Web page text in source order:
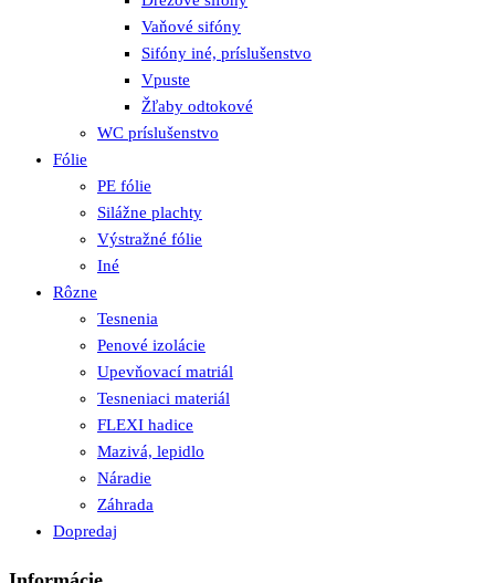
Vaňové sifóny
Sifóny iné, príslušenstvo
Vpuste
Žľaby odtokové
WC príslušenstvo
Fólie
PE fólie
Silážne plachty
Výstražné fólie
Iné
Rôzne
Tesnenia
Penové izolácie
Upevňovací matriál
Tesneniaci materiál
FLEXI hadice
Mazivá, lepidlo
Náradie
Záhrada
Dopredaj